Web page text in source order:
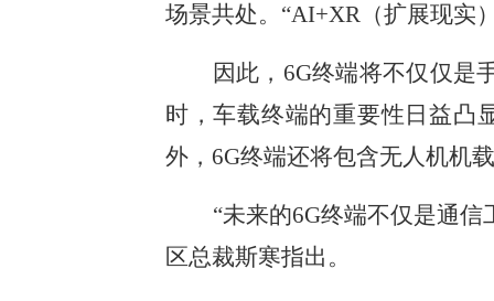
场景共处。“AI+XR（扩展现实
因此，6G终端将不仅仅是
时，车载终端的重要性日益凸
外，6G终端还将包含无人机机
“未来的6G终端不仅是通
区总裁斯寒指出。